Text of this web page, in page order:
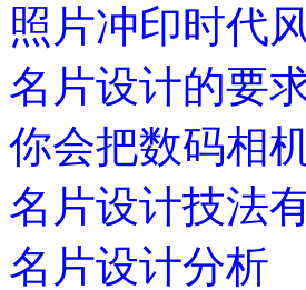
照片冲印时代
名片设计的要
你会把数码相
名片设计技法
名片设计分析